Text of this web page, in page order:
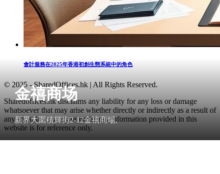
金禧商场
新界大圍積輝街2-12金禧商場,
會計服務在2025年香港初創生態系統中的角色
© 2025 - SharedOffices.hk | All Rights Reserved.
Sharedoffices.hk disclaims any liability for any loss or damage
whatsoever that may arise whether directly or indirectly as a result of
any error, inaccuracy or omission. Information provided in this
website is for reference only.